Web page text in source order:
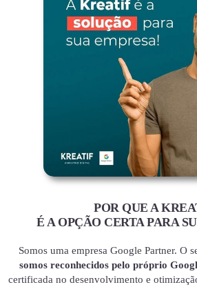
POR QUE A
É A OPÇÃO CERTA PARA
Somos uma empresa Google Partner. O
somos reconhecidos pelo próprio
certificada no desenvolvimento e